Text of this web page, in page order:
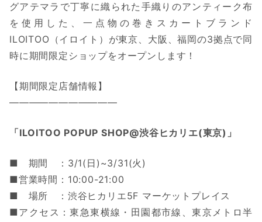
グアテマラで丁寧に織られた手織りのアンティーク布
を使用した、一点物の巻きスカートブランド
ILOITOO（イロイト）が東京、大阪、福岡の3拠点で同
時に期間限定ショップをオープンします！
【期間限定店舗情報】
———————————
「ILOITOO POPUP SHOP@渋谷ヒカリエ(東京)」
■ 期間 ：3/1(日)~3/31(火)
■営業時間：10:00-21:00
■ 場所 ：渋谷ヒカリエ5F マーケットプレイス
■アクセス：東急東横線・田園都市線、東京メトロ半